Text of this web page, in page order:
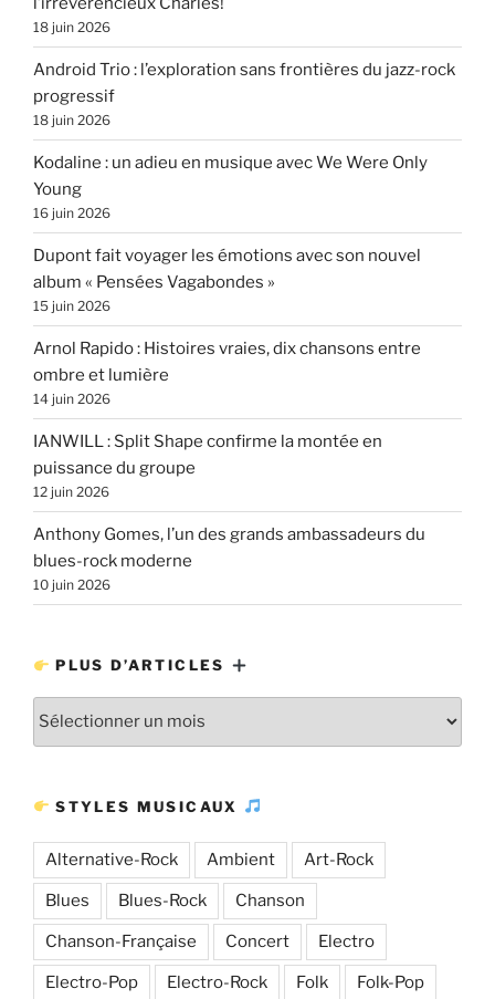
18 juin 2026
Android Trio : l’exploration sans frontières du jazz-rock
progressif
18 juin 2026
Kodaline : un adieu en musique avec We Were Only
Young
16 juin 2026
Dupont fait voyager les émotions avec son nouvel
album « Pensées Vagabondes »
15 juin 2026
Arnol Rapido : Histoires vraies, dix chansons entre
ombre et lumière
14 juin 2026
IANWILL : Split Shape confirme la montée en
puissance du groupe
12 juin 2026
Anthony Gomes, l’un des grands ambassadeurs du
blues-rock moderne
10 juin 2026
PLUS D’ARTICLES
STYLES MUSICAUX
Alternative-Rock Ambient Art-Rock
Blues Blues-Rock Chanson
Chanson-Française Concert Electro
Electro-Pop Electro-Rock Folk Folk-Pop